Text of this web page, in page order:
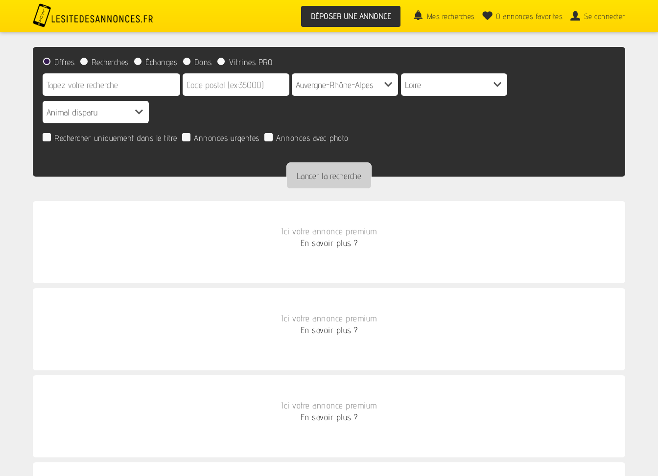
DÉPOSER UNE ANNONCE Mes recherches 0 annonces favorites Se connecter
Offres Recherches Échanges Dons Vitrines PRO
Rechercher uniquement dans le titre Annonces urgentes Annonces avec photo
Ici votre annonce premium
En savoir plus ?
Ici votre annonce premium
En savoir plus ?
Ici votre annonce premium
En savoir plus ?